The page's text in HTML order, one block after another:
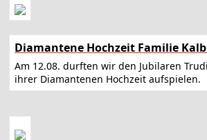
Diamantene Hochzeit Familie Kalb
Am 12.08. durften wir den Jubilaren
ihrer Diamantenen Hochzeit aufspielen.